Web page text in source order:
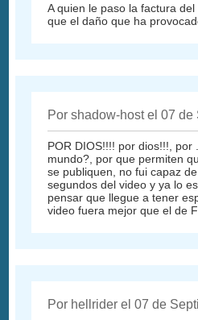
A quien le paso la factura
que el daño que ha
Por shadow-host el 07
POR DIOS!!!! por dios!!!, por
mundo?, por que permiten
se publiquen, no fui capaz
segundos del video y ya lo
pensar que llegue a tener
video fuera mejor que el de
Por hellrider el 07 de